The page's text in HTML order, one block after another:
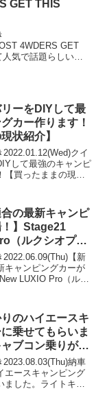
GET THIS
4WDERS GET
気で話題らしい
ーをDIYして最
カー作ります！
状紹介】
クイ
して最強のキャンピ
買ったままの現状
動画は注目...
合の最新キャンピ
】Stage21
（ルクシオプ
【新
キャンピングカーが
LUXIO Pro（ルク
のハイエースキ
乗せてもらいま
ブコン乗りが内
り味をチェック
ァクトリー GT
納車
エースキャンピング
した。ライトキャ